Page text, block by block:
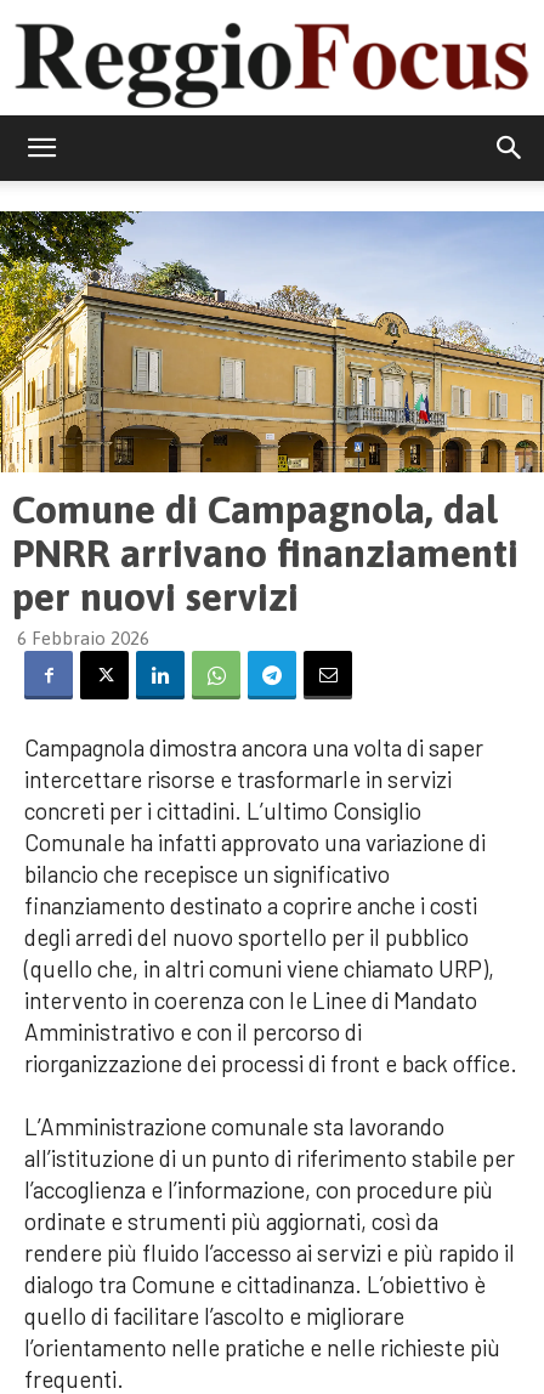
Comune di Campagnola, dal
PNRR arrivano finanziamenti
per nuovi servizi
6 Febbraio 2026
Campagnola dimostra ancora una volta di saper
intercettare risorse e trasformarle in servizi
concreti per i cittadini. L’ultimo Consiglio
Comunale ha infatti approvato una variazione di
bilancio che recepisce un significativo
finanziamento destinato a coprire anche i costi
degli arredi del nuovo sportello per il pubblico
(quello che, in altri comuni viene chiamato URP),
intervento in coerenza con le Linee di Mandato
Amministrativo e con il percorso di
riorganizzazione dei processi di front e back office.
L’Amministrazione comunale sta lavorando
all’istituzione di un punto di riferimento stabile per
l’accoglienza e l’informazione, con procedure più
ordinate e strumenti più aggiornati, così da
rendere più fluido l’accesso ai servizi e più rapido il
dialogo tra Comune e cittadinanza. L’obiettivo è
quello di facilitare l’ascolto e migliorare
l’orientamento nelle pratiche e nelle richieste più
frequenti.